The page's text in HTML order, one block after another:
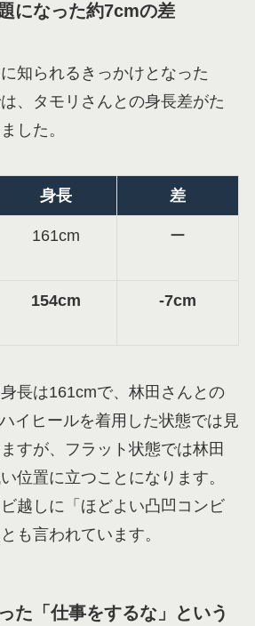
になった約7cmの差
知られるきっかけとなった
は、タモリさんとの身長差がた
した。
身長 差
161cm ー
154cm -7cm
長は161cmで、林田さんとの
イヒールを着用した状態では見
すが、フラット状態では林田
位置に立つことになります。
越しに「ほどよい凸凹コンビ
も言われています。
た「仕事をするな」という